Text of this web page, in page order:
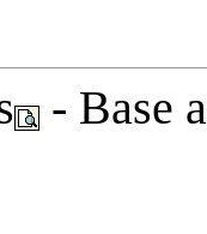
- Base